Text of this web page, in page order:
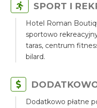
SPORT I
Hotel Roman
sportowo
taras, centrum
bilard.
Dodatkowo płatne